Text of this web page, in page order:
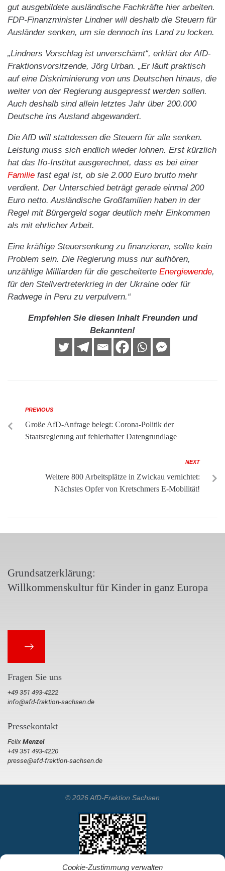
Cookie-Zustimmung verwalten
gut ausgebildete ausländische Fachkräfte hier arbeiten.
FDP-Finanzminister Lindner will deshalb die Steuern für
Ausländer senken, um sie dennoch ins Land zu locken.
„Lindners Vorschlag ist unverschämt“, erklärt der AfD-
Fraktionsvorsitzende, Jörg Urban. „Er läuft praktisch
auf eine Diskriminierung von uns Deutschen hinaus, die
weiter von der Regierung ausgepresst werden sollen.
Auch deshalb sind allein letztes Jahr über 200.000
Deutsche ins Ausland abgewandert.
Die AfD will stattdessen die Steuern für alle senken.
Leistung muss sich endlich wieder lohnen. Erst kürzlich
hat das Ifo-Institut ausgerechnet, dass es bei einer
Familie fast egal ist, ob sie 2.000 Euro brutto mehr
verdient. Der Unterschied beträgt gerade einmal 200
Euro netto. Ausländische Großfamilien haben in der
Regel mit Bürgergeld sogar deutlich mehr Einkommen
als mit ehrlicher Arbeit.
Eine kräftige Steuersenkung zu finanzieren, sollte kein
Problem sein. Die Regierung muss nur aufhören,
unzählige Milliarden für die gescheiterte Energiewende,
für den Stellvertreterkrieg in der Ukraine oder für
Radwege in Peru zu verpulvern.“
Empfehlen Sie diesen Inhalt Freunden und
Bekannten!
PREVIOUS
Große AfD-Anfrage belegt: Corona-Politik der
Staatsregierung auf fehlerhafter Datengrundlage
NEXT
Weitere 800 Arbeitsplätze in Zwickau vernichtet:
Nächstes Opfer von Kretschmers E-Mobilität!
Grundsatzerklärung:
Willkommenskultur für Kinder in ganz Europa
Fragen Sie uns
+49 351 493-4222
info@afd-fraktion-sachsen.de
Pressekontakt
FelixMenzel
+49 351 493-4220
presse@afd-fraktion-sachsen.de
© 2026 AfD-Fraktion Sachsen